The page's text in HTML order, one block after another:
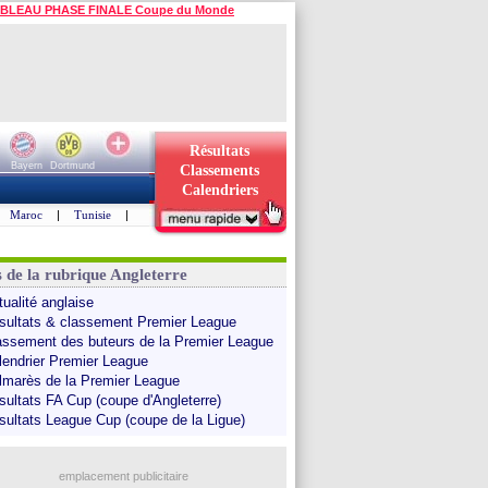
PHASE FINALE Coupe du Monde
Bayern
Dortmund
Résultats
Classements
Calendriers
Maroc | Tunisie |
de la rubrique Angleterre
anglaise
& classement Premier League
des buteurs de la Premier League
Premier League
de la Premier League
FA Cup (coupe d'Angleterre)
League Cup (coupe de la Ligue)
emplacement publicitaire